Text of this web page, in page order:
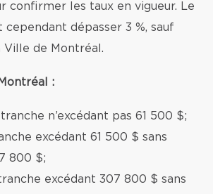
confirmer les taux en vigueur. Le
dépasser 3 %, sauf
Ville de Montréal.
:
n’excédant pas 61 500 $;
excédant 61 500 $ sans
800 $;
excédant 307 800 $ sans